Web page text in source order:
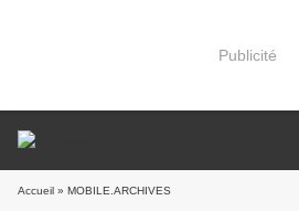
Publicité
Accueil » MOBILE.ARCHIVES